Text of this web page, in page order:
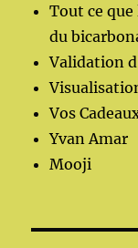
Tout ce
du
Validation
Vos
Yvan Amar
Mooji